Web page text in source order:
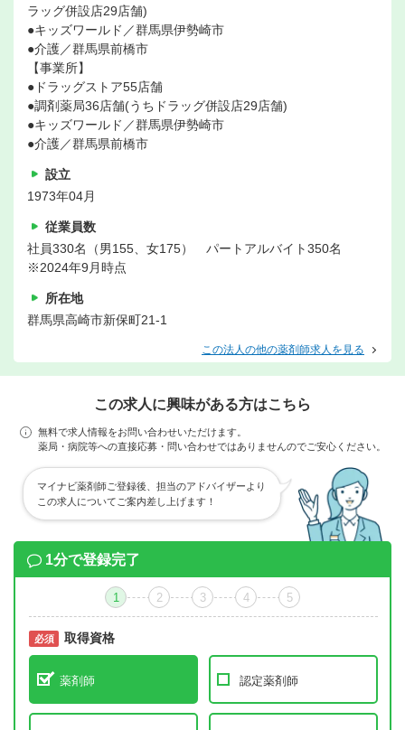
ラッグ併設店29店舗)
●キッズワールド／群馬県伊勢崎市
●介護／群馬県前橋市
【事業所】
●ドラッグストア55店舗
●調剤薬局36店舗(うちドラッグ併設店29店舗)
●キッズワールド／群馬県伊勢崎市
●介護／群馬県前橋市
設立
1973年04月
従業員数
社員330名（男155、女175） パートアルバイト350名
※2024年9月時点
所在地
群馬県高崎市新保町21-1
この法人の他の薬剤師求人を見る
この求人に興味がある方はこちら
無料で求人情報をお問い合わせいただけます。
薬局・病院等への直接応募・問い合わせではありませんのでご安心ください。
マイナビ薬剤師ご登録後、担当のアドバイザーより
この求人についてご案内差し上げます！
1分で登録完了
1 2 3 4 5
必須 取得資格
薬剤師 認定薬剤師